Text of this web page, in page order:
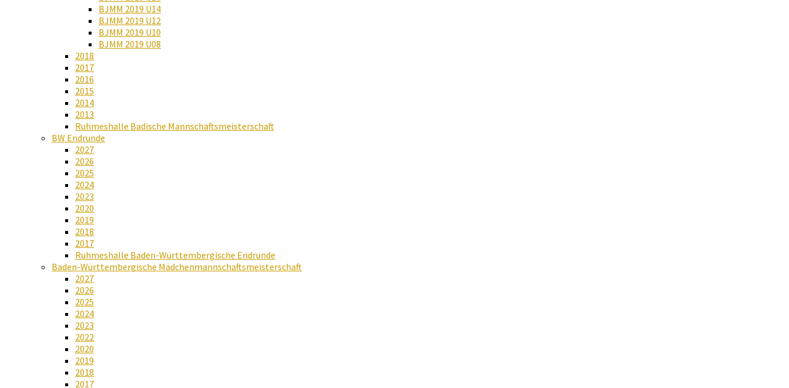
BJMM 2019 U14
BJMM 2019 U12
BJMM 2019 U10
BJMM 2019 U08
2018
2017
2016
2015
2014
2013
Ruhmeshalle Badische Mannschaftsmeisterschaft
BW Endrunde
2027
2026
2025
2024
2023
2020
2019
2018
2017
Ruhmeshalle Baden-Württembergische Endrunde
Baden-Württembergische Mädchenmannschaftsmeisterschaft
2027
2026
2025
2024
2023
2022
2020
2019
2018
2017